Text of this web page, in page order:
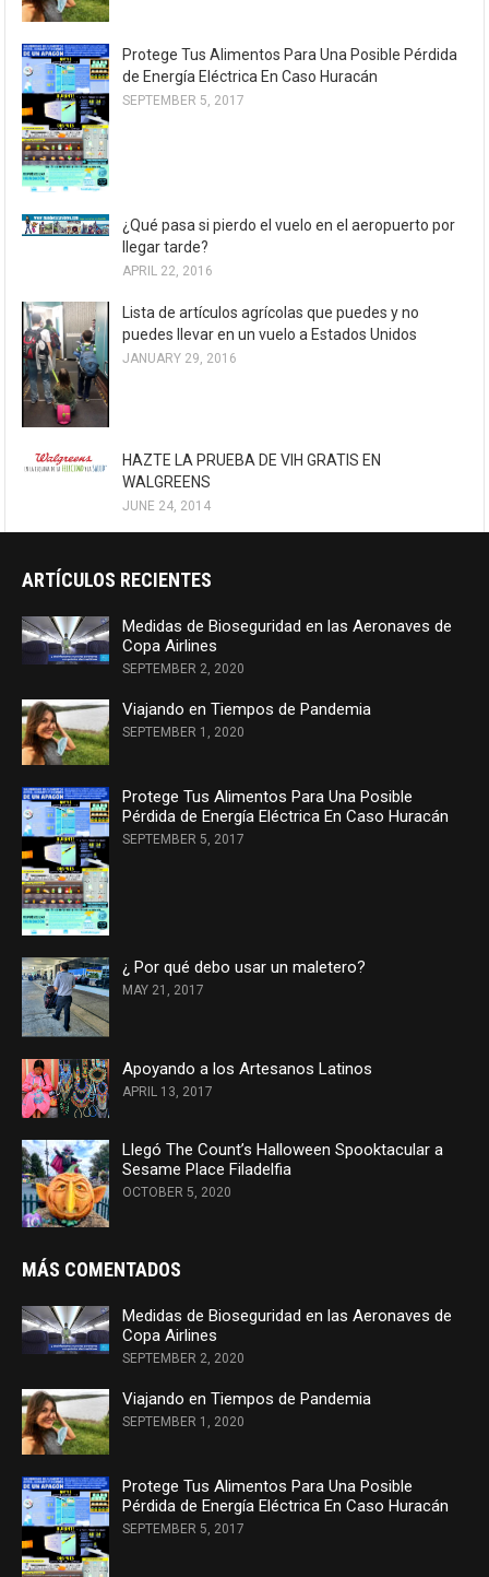
Protege Tus Alimentos Para Una Posible Pérdida
de Energía Eléctrica En Caso Huracán
SEPTEMBER 5, 2017
¿Qué pasa si pierdo el vuelo en el aeropuerto por
llegar tarde?
APRIL 22, 2016
Lista de artículos agrícolas que puedes y no
puedes llevar en un vuelo a Estados Unidos
JANUARY 29, 2016
HAZTE LA PRUEBA DE VIH GRATIS EN
WALGREENS
JUNE 24, 2014
ARTÍCULOS RECIENTES
Medidas de Bioseguridad en las Aeronaves de
Copa Airlines
SEPTEMBER 2, 2020
Viajando en Tiempos de Pandemia
SEPTEMBER 1, 2020
Protege Tus Alimentos Para Una Posible
Pérdida de Energía Eléctrica En Caso Huracán
SEPTEMBER 5, 2017
¿ Por qué debo usar un maletero?
MAY 21, 2017
Apoyando a los Artesanos Latinos
APRIL 13, 2017
Llegó The Count’s Halloween Spooktacular a
Sesame Place Filadelfia
OCTOBER 5, 2020
MÁS COMENTADOS
Medidas de Bioseguridad en las Aeronaves de
Copa Airlines
SEPTEMBER 2, 2020
Viajando en Tiempos de Pandemia
SEPTEMBER 1, 2020
Protege Tus Alimentos Para Una Posible
Pérdida de Energía Eléctrica En Caso Huracán
SEPTEMBER 5, 2017